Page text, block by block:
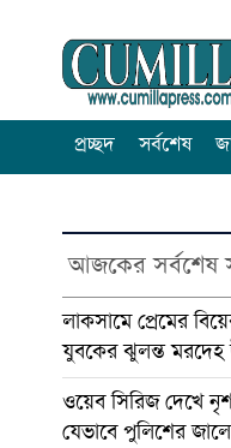
প্রচ্ছদ সর্বশেষ
আজকের সর্বশেষ
লাকসামে প্রেমের
যুবকের ঝুলন্ত মরদেহ
ওয়েব সিরিজ দেখে
যেভাবে পুলিশের